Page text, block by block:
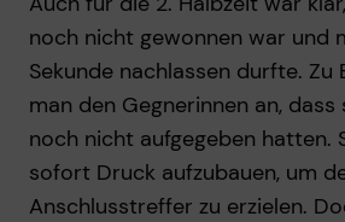
noch nicht gewonnen war und
Sekunde nachlassen durfte. Zu
man den Gegnerinnen an, dass
noch nicht aufgegeben hatten.
sofort Druck aufzubauen, um
Anschlusstreffer zu erzielen.